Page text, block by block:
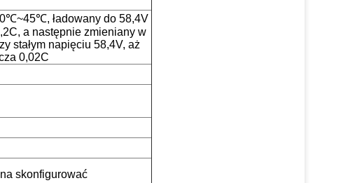
ładowany do 58,4V
a następnie zmieniany w
stałym napięciu 58,4V, aż
0,02C
skonfigurować